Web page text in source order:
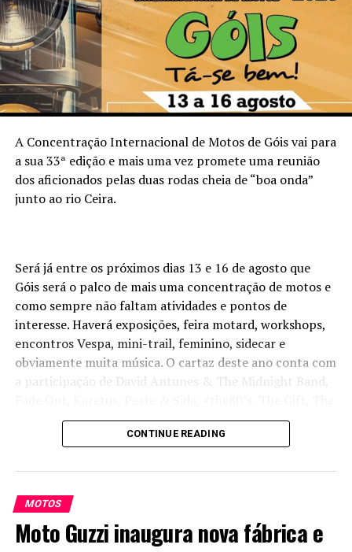
A Concentração Internacional de Motos de Góis vai para
a sua 33ª edição e mais uma vez promete uma reunião
dos aficionados pelas duas rodas cheia de “boa onda”
junto ao rio Ceira.
Será já entre os próximos dias 13 e 16 de agosto que
Góis será o palco de mais uma concentração de motos e
como sempre não faltam atividades e pontos de
interesse. Haverá exposições, feira motard, workshops,
encontros Vespa, mini-trail, feminino, sidecar e
obviamente muita música. O cartaz deste ano conta com
a participação de David Antunes & The Midnight Band,
Peakles e Xutos & Pontapés.
adquirido na página da concentraçãoaqui. Convém não
esquecer que há limite de entradas.
CONTINUE READING
MOTOS
Moto Guzzi inaugura nova fábrica e